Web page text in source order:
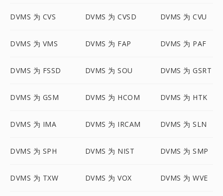
DVMS 为 CVS DVMS 为 CVSD DVMS 为 CVU
DVMS 为 VMS DVMS 为 FAP DVMS 为 PAF
DVMS 为 FSSD DVMS 为 SOU DVMS 为 GSRT
DVMS 为 GSM DVMS 为 HCOM DVMS 为 HTK
DVMS 为 IMA DVMS 为 IRCAM DVMS 为 SLN
DVMS 为 SPH DVMS 为 NIST DVMS 为 SMP
DVMS 为 TXW DVMS 为 VOX DVMS 为 WVE